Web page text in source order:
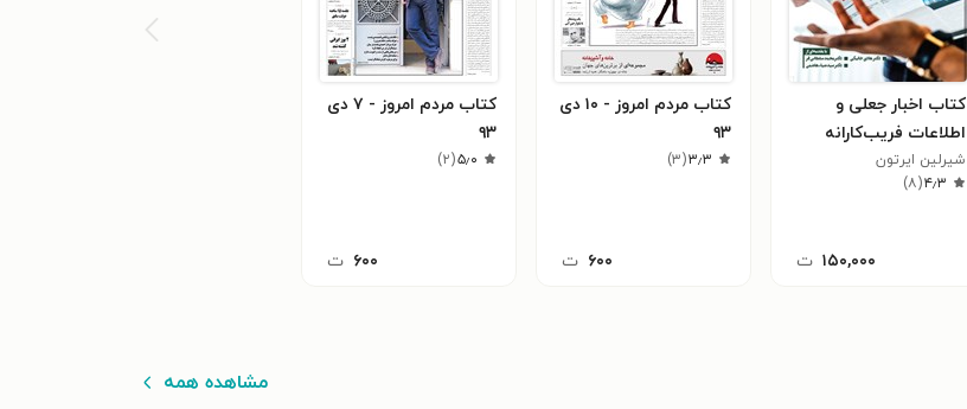
کتاب اخبار جعلی و
اطلاعات فریب‌کارانه
شیرلین ایرتون
۴٫۳(۸)
۱۵۰,۰۰۰ ت
کتاب مردم امروز - ۱۰ دی
۹۳
۳٫۳(۳)
۶۰۰ ت
کتاب مردم امروز - ۷ دی
۹۳
۵٫۰(۲)
۶۰۰ ت
مشاهده همه